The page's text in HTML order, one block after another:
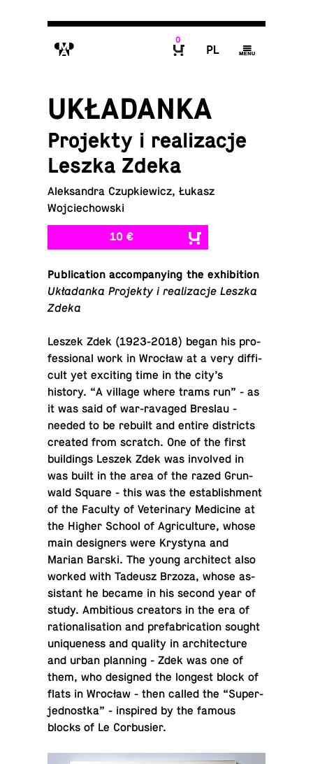
M
0
P g
UKŁADANKA
Projekty i realizacje
Leszka Zdeka
Aleksandra Czupkiewicz, Łukasz
Wojciechowski
10 €
Pub­li­ca­tion ac­com­pa­ny­ing the exhibition
Układanka Pro­jekty i re­al­iza­cje Leszka
Zdeka
Leszek Zdek (1923-2018) began his pro­
fes­sional work in Wrocław at a very dif­fi­
cult yet ex­cit­ing time in the city’s
history. “A village where trams run” - as
it was said of war-rav­aged Breslau -
needed to be rebuilt and entire dis­tricts
created from scratch. One of the first
build­ings Leszek Zdek was in­volved in
was built in the area of the razed Grun­
wald Square - this was the es­tab­lish­ment
of the Faculty of Vet­eri­nary Med­i­cine at
the Higher School of Agri­cul­ture, whose
main de­sign­ers were Krystyna and
Marian Barski. The young ar­chi­tect also
worked with Tadeusz Brzoza, whose as­
sis­tant he became in his second year of
study. Am­bi­tious cre­ators in the era of
ra­tio­nal­i­sa­tion and pre­fab­ri­ca­tion sought
unique­ness and quality in ar­chi­tec­ture
and urban plan­ning - Zdek was one of
them, who de­signed the longest block of
flats in Wrocław - then called the “Su­per­
jed­nos­tka” - in­spired by the famous
blocks of Le Corbusier.